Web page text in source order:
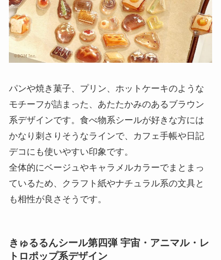
パンや焼き菓子、プリン、ホットケーキのような
モチーフが詰まった、あたたかみのあるブラウン
系デザインです。食べ物系シールが好きな方には
かなり刺さりそうなラインで、カフェ手帳や日記
デコにも使いやすい印象です。
全体的にベージュやキャラメルカラーでまとまっ
ているため、クラフト紙やナチュラル系の文具と
も相性が良さそうです。
きゅるるんシール第四弾 宇宙・アニマル・レ
トロポップ系デザイン